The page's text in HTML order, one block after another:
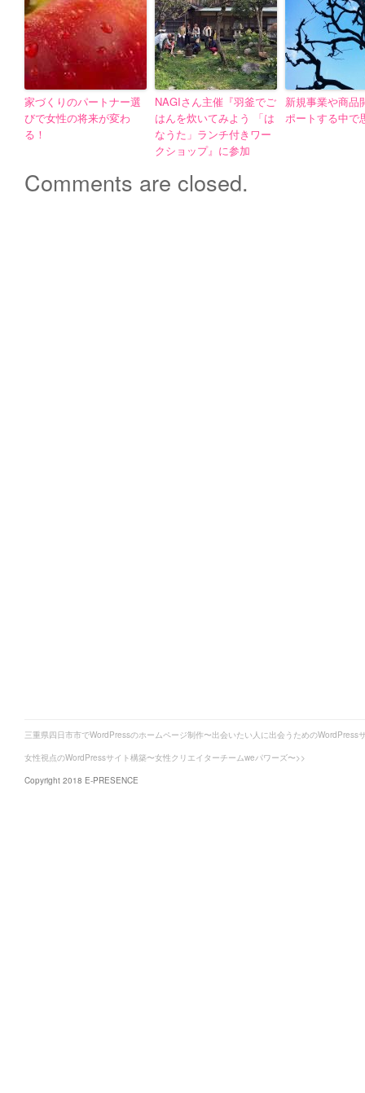
家づくりのパートナー選
びで女性の将来が変わ
る！
NAGIさん主催『羽釜でご
はんを炊いてみよう 「は
なうた」ランチ付きワー
クショップ』に参加
新規事業や商品
ポートする中で
Comments are closed.
三重県四日市市でWordPressのホームページ制作〜出会いたい人に出会うためのWordPress
女性視点のWordPressサイト構築〜女性クリエイターチームweパワーズ〜>>
Copyright 2018 E-PRESENCE